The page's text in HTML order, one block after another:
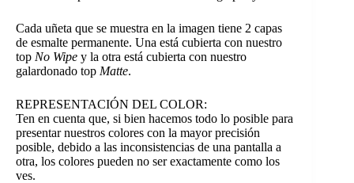
Cada uñeta que se muestra en la imagen tiene 2 capas
de esmalte permanente. Una está cubierta con nuestro
top No Wipe y la otra está cubierta con nuestro
galardonado top Matte.
REPRESENTACIÓN DEL COLOR:
Ten en cuenta que, si bien hacemos todo lo posible para
presentar nuestros colores con la mayor precisión
posible, debido a las inconsistencias de una pantalla a
otra, los colores pueden no ser exactamente como los
ves.